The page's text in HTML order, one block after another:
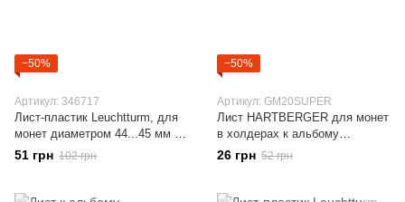
−50%
Артикул: 346717
Лист-пластик Leuchtturm, для
монет диаметром 44...45 мм в
капсулах
51 грн 102 грн
−50%
Артикул: GM20SUPER
Лист HARTBERGER для монет
в холдерах к альбому
GRANDE,с усиленным краем
26 грн 52 грн